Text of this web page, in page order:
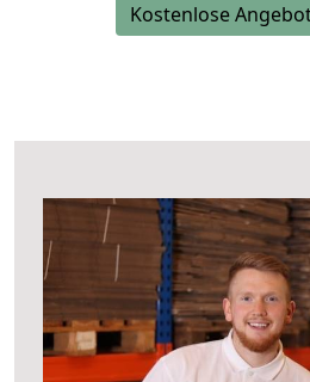
Kostenlose